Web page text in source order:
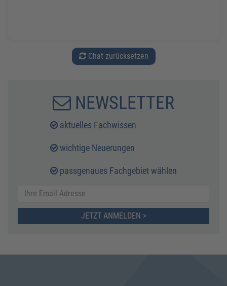
Chat zurücksetzen
NEWSLETTER
aktuelles Fachwissen
wichtige Neuerungen
passgenaues Fachgebiet wählen
JETZT ANMELDEN >